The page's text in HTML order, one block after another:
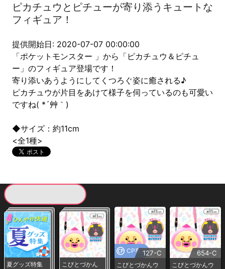
ピカチュウとピチューが寄り添うキュートな
フィギュア！
提供開始日: 2020-07-07 00:00:00
「ポケットモンスター 」から「ピカチュウ＆ピチュ
ー」のフィギュア登場です！
寄り添いあうようにしてくつろぐ姿に癒される♪
ピカチュウが片目をあけて様子を伺っているのも可愛い
ですね( *´艸｀)
◆サイズ：約11cm
<全1種>
夏グッズ特集
こびとづかん
CP専用127-C
こびとづかんウ
654-C
こびとづかんウ